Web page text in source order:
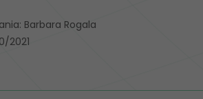
Barbara Rogala
2021